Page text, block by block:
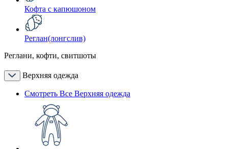
Кофта с капюшоном
Реглан(лонгслив)
Реглани, кофти, свитшоты
Верхняя одежда
Смотреть Все Верхняя одежда